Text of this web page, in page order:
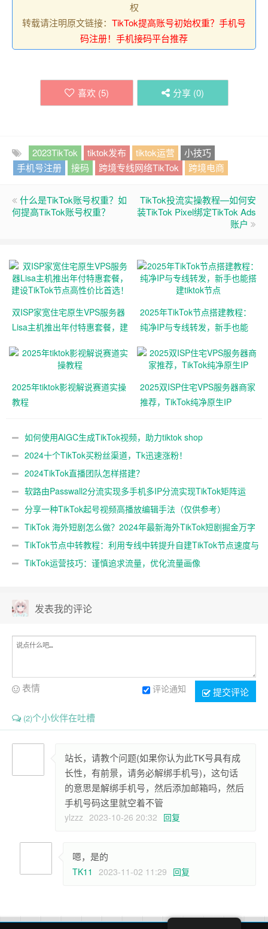
权
转载请注明原文链接： TikTok提高账号初始权重？手机号
码注册！手机接码平台推荐
喜欢 (5) 分享 (0)
2023TikTok tiktok发布 tiktok运营
小技巧
手机号注册
接码 跨境专线网络TikTok 跨境电商
什么是TikTok账号权重？如
何提高TikTok账号权重？
TikTok投流实操教程—如何安
装TikTok Pixel绑定TikTok Ads
账户
双ISP家宽住宅原生VPS服务器
Lisa主机推出年付特惠套餐，建
2025年TikTok节点搭建教程：
纯净IP与专线转发，新手也能
2025年tiktok影视解说赛道实操
教程
2025双ISP住宅VPS服务器商家
推荐，TikTok纯净原生IP
如何使用AIGC生成TikTok视频，助力tiktok shop
2024十个TikTok买粉丝渠道，Tk迅速涨粉！
2024TikTok直播团队怎样搭建？
软路由Passwall2分流实现多手机多IP分流实现TikTok矩阵运
营 分享一种TikTok起号视频高播放编辑手法（仅供参考）
TikTok 海外短剧怎么做？2024年最新海外TikTok短剧掘金万字
教程TikTok节点中转教程：利用专线中转提升自建TikTok节点速度与
稳定性TikTok运营技巧：谨慎追求流量，优化流量画像
发表我的评论
提交评论
评论通知
表情
(2)个小伙伴在吐槽
站长，请教个问题(如果你认为此TK号具有成
长性，有前景，请务必解绑手机号)，这句话
的意思是解绑手机号，然后添加邮箱吗，然后
手机号码这里就空着不管
ylzzz 2023-10-26 20:32 回复
嗯，是的
TK11 2023-11-02 11:29 回复